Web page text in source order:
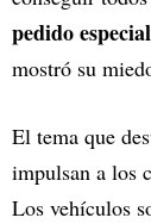
pedido
mostró su
El tema que
impulsan a los
Los vehículos